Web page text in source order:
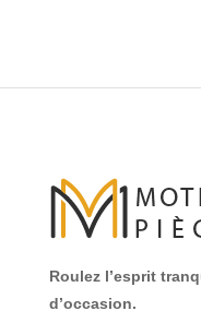
Roulez l’esprit
d’occasion.